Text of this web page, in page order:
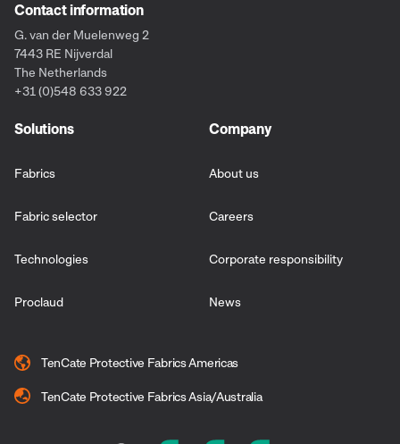
Contact information
G. van der Muelenweg 2
7443 RE Nijverdal
The Netherlands
+31 (0)548 633 922
Solutions
Fabrics
Fabric selector
Technologies
Proclaud
Company
About us
Careers
Corporate responsibility
News
TenCate Protective Fabrics Americas
TenCate Protective Fabrics Asia/Australia